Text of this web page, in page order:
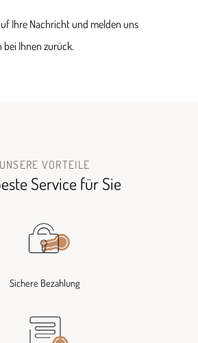
Ihre Nachricht und melden uns
Ihnen zurück.
UNSERE VORTEILE
Service für Sie
Sichere Bezahlung